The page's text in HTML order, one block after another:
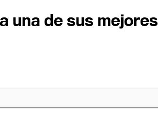
una de sus mejores